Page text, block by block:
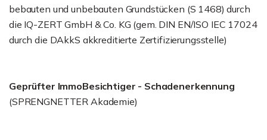
bebauten und unbebauten Grundstücken (S 1468) durch
die IQ-ZERT GmbH & Co. KG (gem. DIN EN/ISO IEC 17024
durch die DAkkS akkreditierte Zertifizierungsstelle)
Geprüfter ImmoBesichtiger - Schadenerkennung
(SPRENGNETTER Akademie)